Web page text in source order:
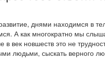
днями находимся в
А как многократно мы
век новшеств это не
людьми, сыскать верного